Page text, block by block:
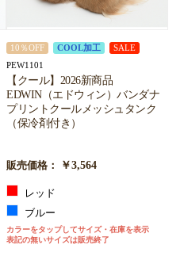
10％OFF COOL加工 SALE
PEW1101
【クール】2026新商品
EDWIN（エドウィン）バンダナ
プリントクールメッシュタンク
（保冷剤付き）
販売価格： ￥3,564
レッド
ブルー
カラーをタップしてサイズ・在庫を表示
表記の無いサイズは販売終了